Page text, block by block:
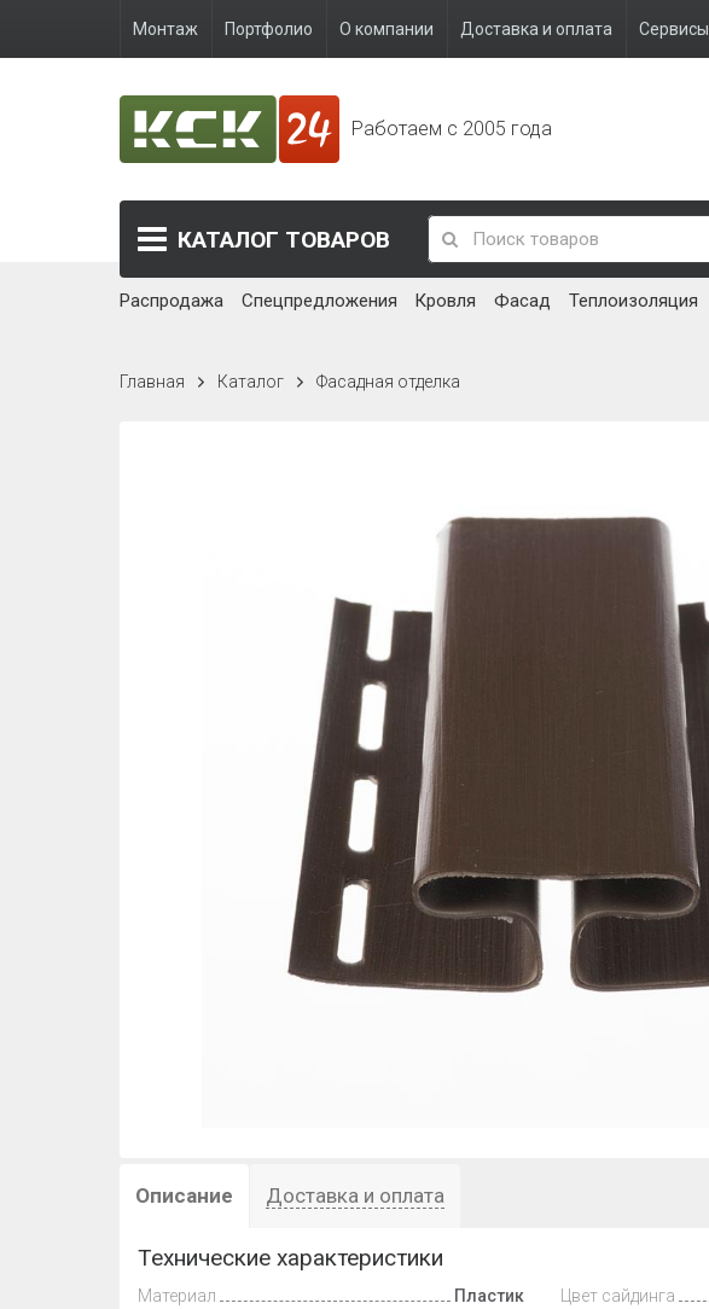
Монтаж Портфолио О компании Доставка и оплата Сервисы
Работаем с 2005 года
КАТАЛОГ ТОВАРОВ
Распродажа Спецпредложения Кровля Фасад Теплоизоляция
Главная Каталог Фасадная отделка
Описание Доставка и оплата
Технические характеристики
Материал
Пластик
Цвет сайдинга